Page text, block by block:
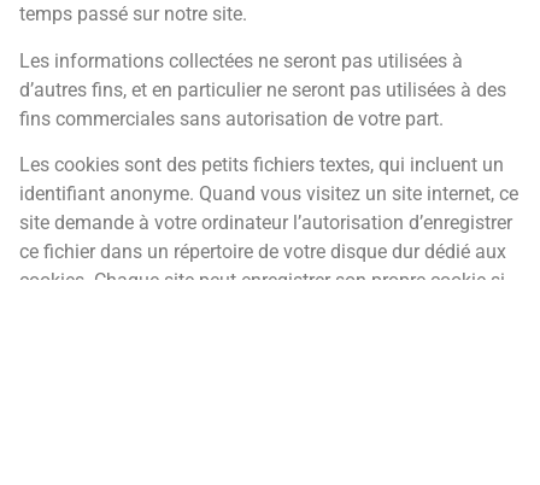
temps passé sur notre site.
Les informations collectées ne seront pas utilisées à
d’autres fins, et en particulier ne seront pas utilisées à des
fins commerciales sans autorisation de votre part.
Les cookies sont des petits fichiers textes, qui incluent un
identifiant anonyme. Quand vous visitez un site internet, ce
site demande à votre ordinateur l’autorisation d’enregistrer
ce fichier dans un répertoire de votre disque dur dédié aux
cookies. Chaque site peut enregistrer son propre cookie si